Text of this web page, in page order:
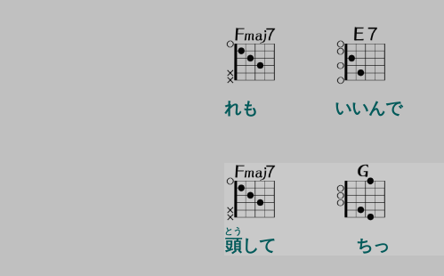
れも いいんで
頭
とう
して ちっ